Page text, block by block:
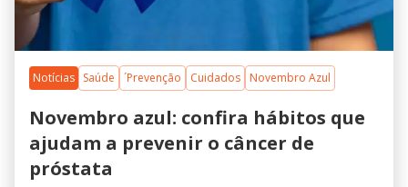
Notícias Saúde ´Prevenção Cuidados Novembro Azul
Novembro azul: confira hábitos que
ajudam a prevenir o câncer de
próstata